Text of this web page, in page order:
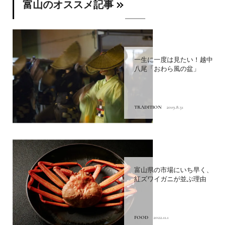
富山のオススメ記事
一生に一度は見たい！越中
八尾「おわら風の盆」
TRADITION 2019.8.31
富山県の市場にいち早く、
紅ズワイガニが並ぶ理由
FOOD 2022.11.1